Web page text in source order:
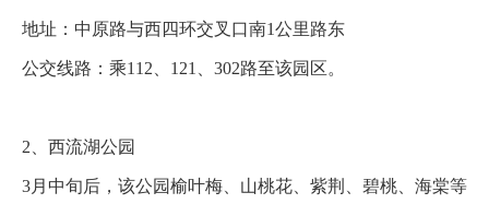
地址：中原路与西四环交叉口南1公里路东
公交线路：乘112、121、302路至该园区。
2、西流湖公园
3月中旬后，该公园榆叶梅、山桃花、紫荆、碧桃、海棠等